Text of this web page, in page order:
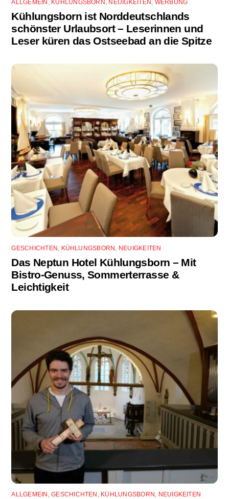
ALLGEMEIN KÜHLUNGSBORN NEUIGKEITEN WERBUNG
Kühlungsborn ist Norddeutschlands
schönster Urlaubsort – Leserinnen und
Leser küren das Ostseebad an die Spitze
GESCHICHTEN , KÜHLUNGSBORN , NEUIGKEITEN
Das Neptun Hotel Kühlungsborn – Mit
Bistro-Genuss, Sommerterrasse &
Leichtigkeit
ALLGEMEIN ,GESCHICHTEN , KÜHLUNGSBORN , NEUIGKEITEN